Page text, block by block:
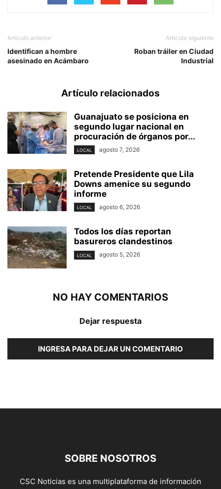
Artículo anterior
Identifican a hombre
asesinado en Acámbaro
Artículo siguiente
Roban tráiler en Ciudad
Industrial
Artículo relacionados
Guanajuato se posiciona en
segundo lugar nacional en
procuración de órganos por...
LOCAL agosto 7, 2026
Pretende Presidente que Lila
Downs amenice su segundo
informe
LOCAL agosto 6, 2026
Todos los días reportan
basureros clandestinos
LOCAL agosto 5, 2026
NO HAY COMENTARIOS
Dejar respuesta
INGRESA PARA DEJAR UN COMENTARIO
SOBRE NOSOTROS
CSC Noticias es una multiplataforma de información